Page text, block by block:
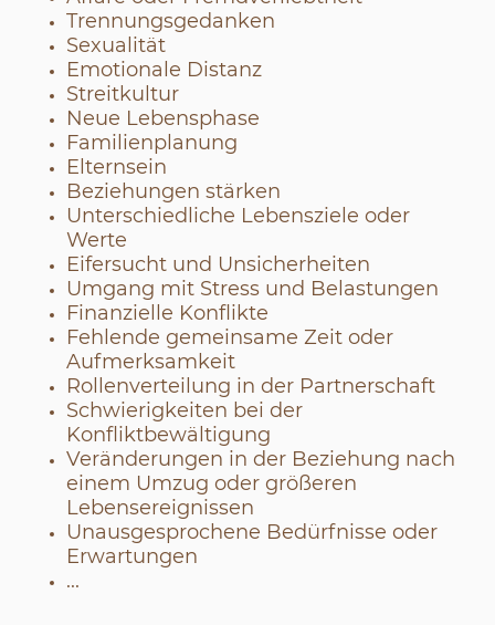
Trennungsgedanken
Sexualität
Emotionale Distanz
Streitkultur
Neue Lebensphase
Familienplanung
Elternsein
Beziehungen stärken
Unterschiedliche Lebensziele oder
Werte
Eifersucht und Unsicherheiten
Umgang mit Stress und Belastungen
Finanzielle Konflikte
Fehlende gemeinsame Zeit oder
Aufmerksamkeit
Rollenverteilung in der Partnerschaft
Schwierigkeiten bei der
Konfliktbewältigung
Veränderungen in der Beziehung nach
einem Umzug oder größeren
Lebensereignissen
Unausgesprochene Bedürfnisse oder
Erwartungen
...